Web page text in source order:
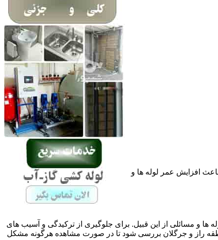
افزایش عمر لوله ها و
ها و مسائلی از این قبیل. برای جلوگیری از ترکیدگی و آسیب های
راز و جرگلان بررسی شود تا در صورت مشاهده هرگونه مشکل